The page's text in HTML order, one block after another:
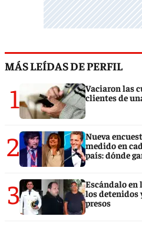
MÁS LEÍDAS DE PERFIL
1
Vaciaron las
clientes de
2
Nueva
medido en
país: dónde
3
Escándalo en
los detenidos
presos